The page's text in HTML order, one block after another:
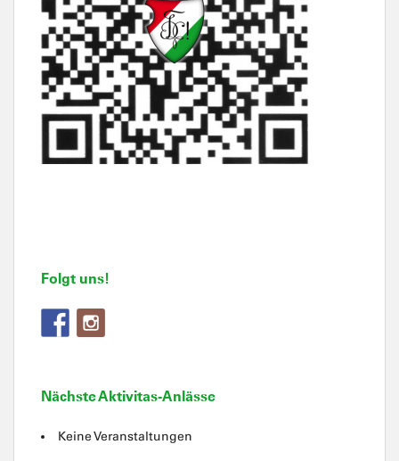
Folgt uns!
Nächste Aktivitas-Anlässe
Keine Veranstaltungen